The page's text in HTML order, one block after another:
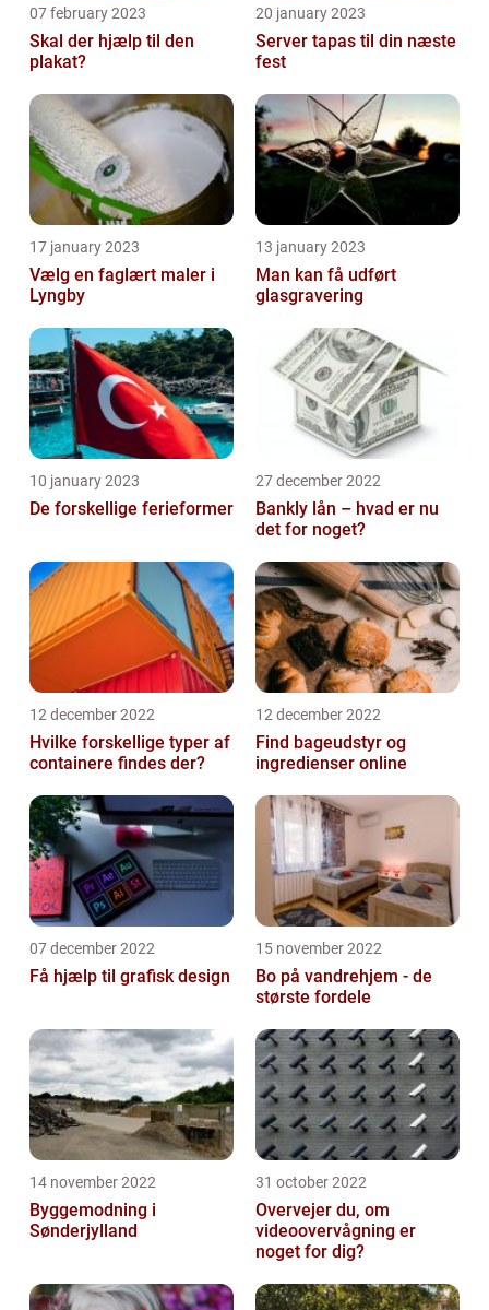
07 february 2023
Skal der hjælp til den
plakat?
20 january 2023
Server tapas til din næste
fest
17 january 2023
Vælg en faglært maler i
Lyngby
13 january 2023
Man kan få udført
glasgravering
10 january 2023
De forskellige ferieformer
27 december 2022
Bankly lån – hvad er nu
det for noget?
12 december 2022
Hvilke forskellige typer af
containere findes der?
12 december 2022
Find bageudstyr og
ingredienser online
07 december 2022
Få hjælp til grafisk design
15 november 2022
Bo på vandrehjem - de
største fordele
14 november 2022
Byggemodning i
Sønderjylland
31 october 2022
Overvejer du, om
videoovervågning er
noget for dig?